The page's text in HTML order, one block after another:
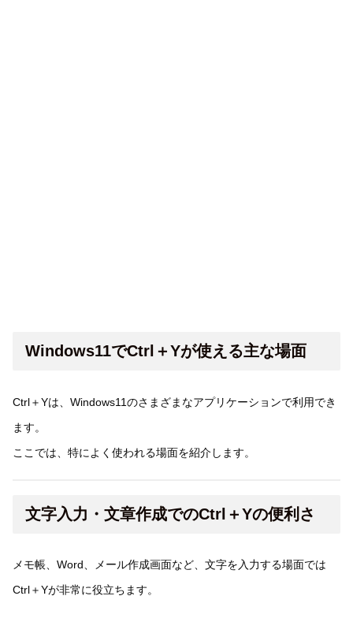
Windows11でCtrl＋Yが使える主な場面
Ctrl＋Yは、Windows11のさまざまなアプリケーションで利用でき
ます。
ここでは、特によく使われる場面を紹介します。
文字入力・文章作成でのCtrl＋Yの便利さ
メモ帳、Word、メール作成画面など、文字を入力する場面では
Ctrl＋Yが非常に役立ちます。